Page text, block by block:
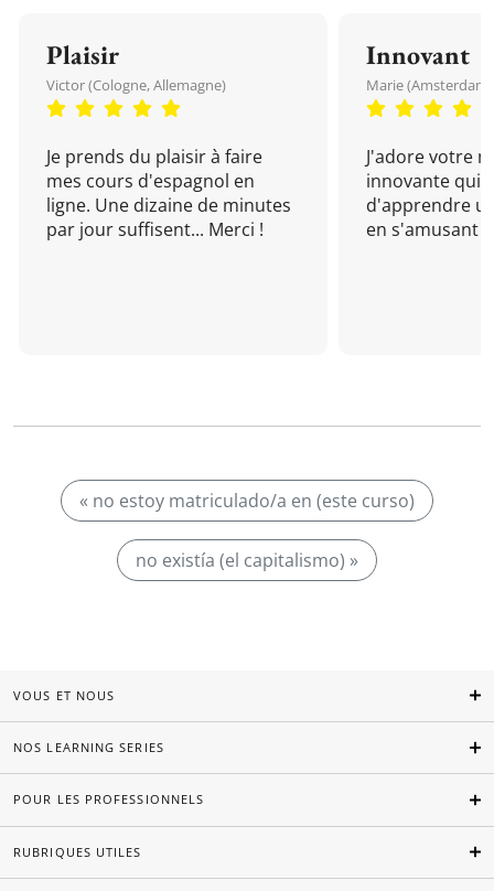
Plaisir
Victor (Cologne, Allemagne)
Je prends du plaisir à faire
mes cours d'espagnol en
ligne. Une dizaine de minutes
par jour suffisent... Merci !
Innovant
Marie (Amsterdam,
J'adore votre
innovante qui
d'apprendre
en s'amusant !
« no estoy matriculado/a en (este curso)
no existía (el capitalismo) »
VOUS ET NOUS
NOS LEARNING SERIES
POUR LES PROFESSIONNELS
RUBRIQUES UTILES